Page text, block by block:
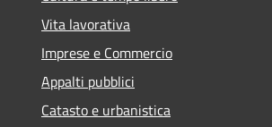
Vita lavorativa
Imprese e Commercio
Appalti pubblici
Catasto e urbanistica